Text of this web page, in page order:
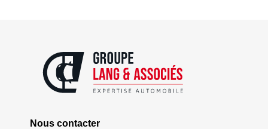
Nous contacter